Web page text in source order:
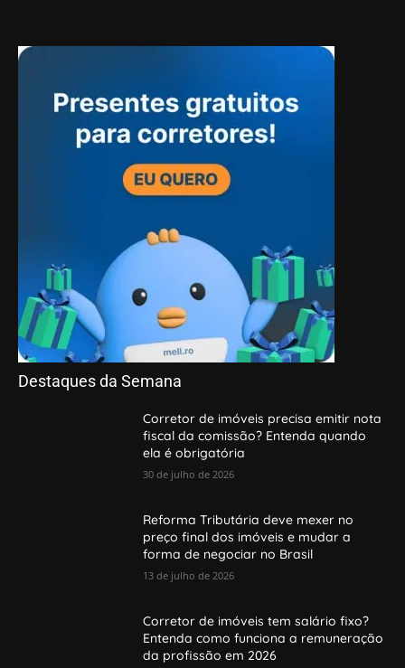
Destaques da Semana
Corretor de imóveis precisa emitir nota
fiscal da comissão? Entenda quando
ela é obrigatória
30 de julho de 2026
Reforma Tributária deve mexer no
preço final dos imóveis e mudar a
forma de negociar no Brasil
13 de julho de 2026
Corretor de imóveis tem salário fixo?
Entenda como funciona a remuneração
da profissão em 2026